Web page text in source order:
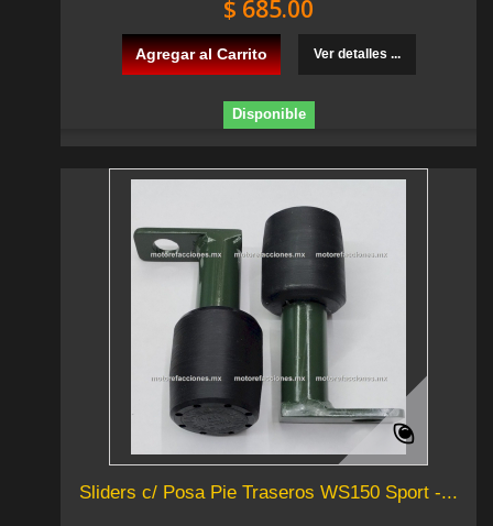
$ 685.00
Agregar al Carrito Ver detalles ...
Disponible
Sliders c/ Posa Pie Traseros WS150 Sport -...